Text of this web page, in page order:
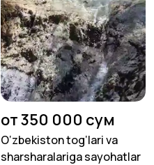
от 350 000 сум
O‘zbekiston tog‘lari va
sharsharalariga sayohatlar